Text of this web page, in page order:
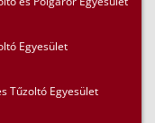
Egyesület
Tűzoltó Egyesület